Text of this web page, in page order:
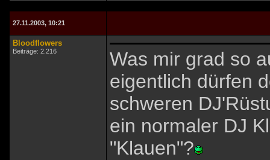
27.11.2003, 10:21
Bloodflowers
Beiträge: 2.216
Was mir grad so
eigentlich dürfen
schweren
ein normaler DJ
"Klauen"?